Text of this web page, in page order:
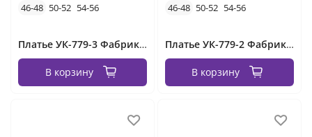
46-48 50-52 54-56
Платье УК-779-3 Фабрика Моды
В корзину
46-48 50-52 54-56
Платье УК-779-2 Фабрика Моды
В корзину